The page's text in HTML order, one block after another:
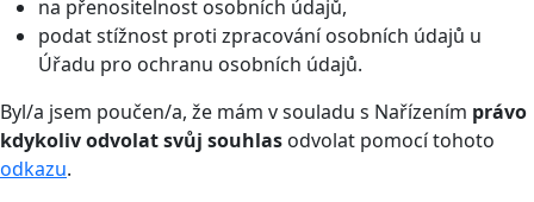
na přenositelnost osobních údajů,
podat stížnost proti zpracování osobních údajů u
Úřadu pro ochranu osobních údajů.
Byl/a jsem poučen/a, že mám v souladu s Nařízením právo
kdykoliv odvolat svůj souhlas odvolat pomocí tohoto
odkazu.